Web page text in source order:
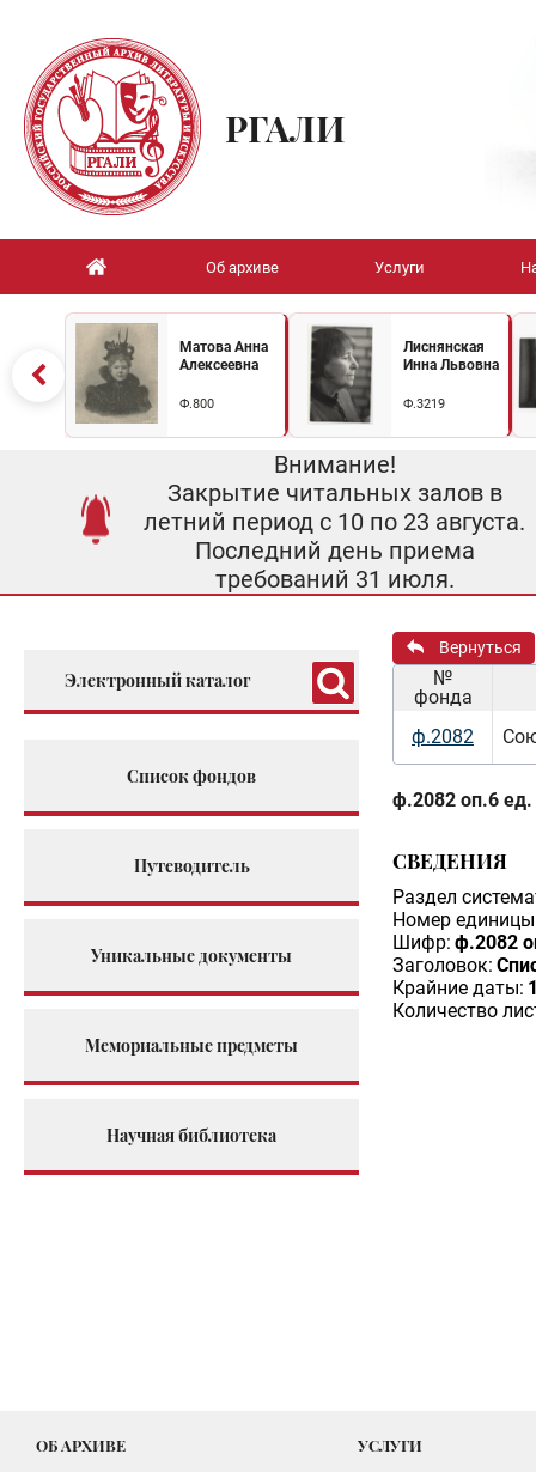
РГАЛИ
Об архиве Услуги
Матова Анна
Алексеевна
Ф.800
Лиснянская
Инна Львовна
Ф.3219
Внимание!
Закрытие читальных залов в
летний период с 10 по 23 августа.
Последний день приема
требований 31 июля.
Электронный каталог
Список фондов
Путеводитель
Уникальные документы
Мемориальные предметы
Научная библиотека
Вернуться
№
фонда
ф.2082
ф.2082 оп.6 ед.
СВЕДЕНИЯ
Раздел
Номер единицы
Шифр: ф.2082
Заголовок:
Крайние даты:
Количество
ОБ АРХИВЕ УСЛУГИ